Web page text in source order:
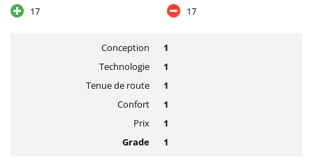
17
17
Conception
1
Technologie
1
Tenue de route
1
Confort
1
Prix
1
Grade
1